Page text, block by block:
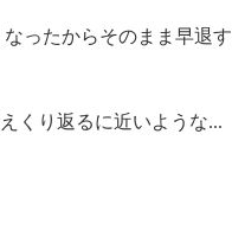
ったからそのまま早退す
くり返るに近いような...